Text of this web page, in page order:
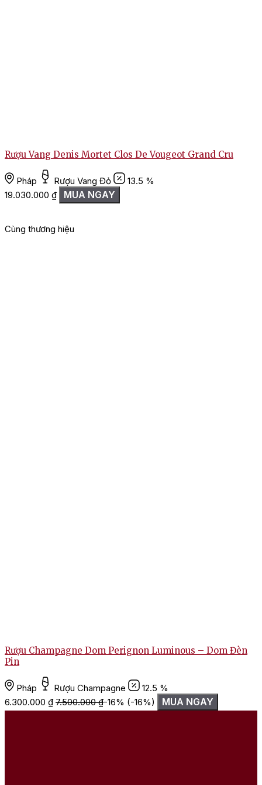
Rượu Vang Denis Mortet Clos De Vougeot Grand Cru
Pháp Rượu Vang Đỏ
13.5 %
19.030.000 ₫ MUA NGAY
Cùng thương hiệu
Rượu Champagne Dom Perignon Luminous – Dom Đèn
Pin
Pháp Rượu Champagne
12.5 %
6.300.000 ₫ 7.500.000₫-16% (-16%) MUA NGAY